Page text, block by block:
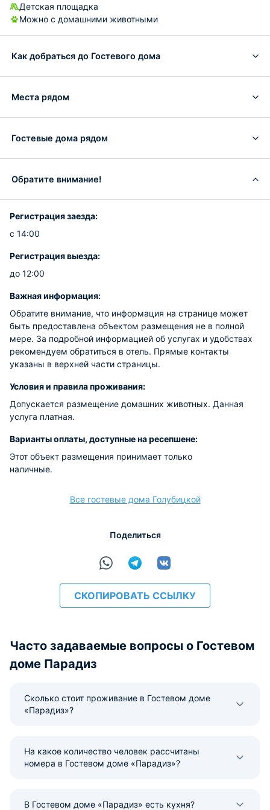
Детская площадка
Можно с домашними животными
Как добраться до Гостевого дома
Места рядом
Гостевые дома рядом
Обратите внимание!
Регистрация заезда:
с 14:00
Регистрация выезда:
до 12:00
Важная информация:
Обратите внимание, что информация на странице может
быть предоставлена объектом размещения не в полной
мере. За подробной информацией об услугах и удобствах
рекомендуем обратиться в отель. Прямые контакты
указаны в верхней части страницы.
Условия и правила проживания:
Допускается размещение домашних животных. Данная
услуга платная.
Варианты оплаты, доступные на ресепшене:
Этот объект размещения принимает только
наличные.
Все гостевые дома Голубицкой
Поделиться
СКОПИРОВАТЬ ССЫЛКУ
Часто задаваемые вопросы о Гостевом
доме Парадиз
Сколько стоит проживание в Гостевом доме
«Парадиз»?
На какое количество человек рассчитаны
номера в Гостевом доме «Парадиз»?
В Гостевом доме «Парадиз» есть кухня?